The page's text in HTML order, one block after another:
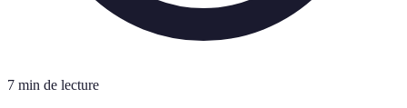
7 min de lecture